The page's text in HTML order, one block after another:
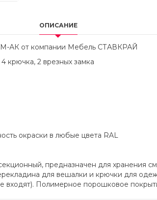
ОПИСАНИЕ
АК от компании Мебель СТАВКРАЙ
крючка, 2 врезных замка
окраски в любые цвета RAL
предназначен для хранения
для вешалки и крючки для
входят). Полимерное порошковое